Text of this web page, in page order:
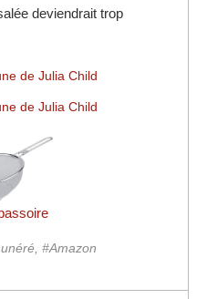
deviendrait trop
#Amazon